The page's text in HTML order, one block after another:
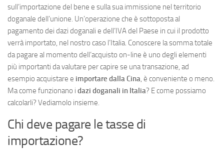
sull’importazione del bene e sulla sua immissione nel territorio
doganale dell’unione. Un’operazione che è sottoposta al
pagamento dei dazi doganali e dell’IVA del Paese in cui il prodotto
verrà importato, nel nostro caso l’Italia. Conoscere la somma totale
da pagare al momento dell’acquisto on-line è uno degli elementi
più importanti da valutare per capire se una transazione, ad
esempio acquistare e importare dalla Cina, è conveniente o meno.
Ma come funzionano i dazi doganali in Italia? E come possiamo
calcolarli? Vediamolo insieme.
Chi deve pagare le tasse di
importazione?